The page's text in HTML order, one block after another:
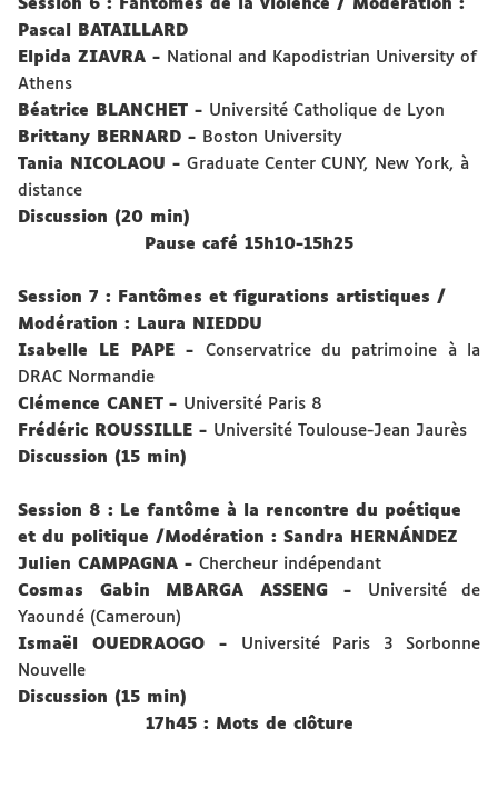
Session 6 : Fantômes de la violence / Modération :
Pascal BATAILLARD
Elpida ZIAVRA - National and Kapodistrian University of
Athens
Béatrice
BLANCHET - Université Catholique de Lyon
Brittany
BERNARD - Boston University
Tania
NICOLAOU - Graduate Center CUNY, New York, à
distance
Discussion (20 min)
Pause café 15h10-15h25
Session 7 : Fantômes et figurations artistiques /
Modération : Laura NIEDDU
Isabelle
LE PAPE- Conservatrice du patrimoine à la
DRAC Normandie
Clémence CANET - Université Paris 8
Frédéric
ROUSSILLE - Université Toulouse-Jean Jaurès
Discussion (15 min)
Session 8 : Le fantôme à la rencontre du poétique
et du politique /Modération : Sandra HERNÁNDEZ
Julien CAMPAGNA - Chercheur indépendant
Cosmas Gabin M BARGA ASSENG- Université de
Yaoundé (Cameroun)
Ismaë OUEDRAOGO- Université Paris 3 Sorbonne
Nouvelle
Discussion (15 min)
17h45 : Mots de clôture